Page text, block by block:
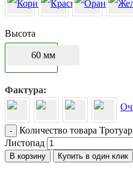
Высота
60 мм
Фактура
-
Количество товара
Листопад
В корзину
Купить в один клик